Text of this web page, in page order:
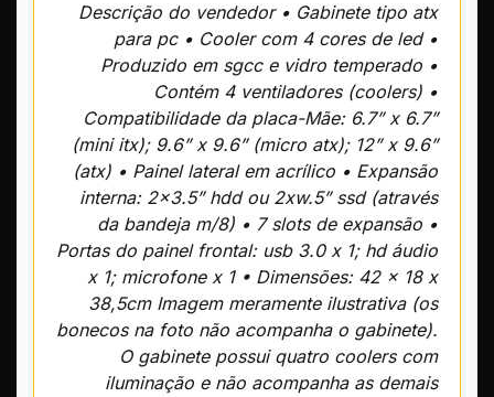
Descrição do vendedor • Gabinete tipo atx
para pc • Cooler com 4 cores de led •
Produzido em sgcc e vidro temperado •
Contém 4 ventiladores (coolers) •
Compatibilidade da placa-Mãe: 6.7” x 6.7”
(mini itx); 9.6” x 9.6” (micro atx); 12” x 9.6”
(atx) • Painel lateral em acrílico • Expansão
interna: 2x3.5” hdd ou 2xw.5” ssd (através
da bandeja m/8) • 7 slots de expansão •
Portas do painel frontal: usb 3.0 x 1; hd áudio
x 1; microfone x 1 • Dimensões: 42 x 18 x
38,5cm Imagem meramente ilustrativa (os
bonecos na foto não acompanha o gabinete).
O gabinete possui quatro coolers com
iluminação e não acompanha as demais